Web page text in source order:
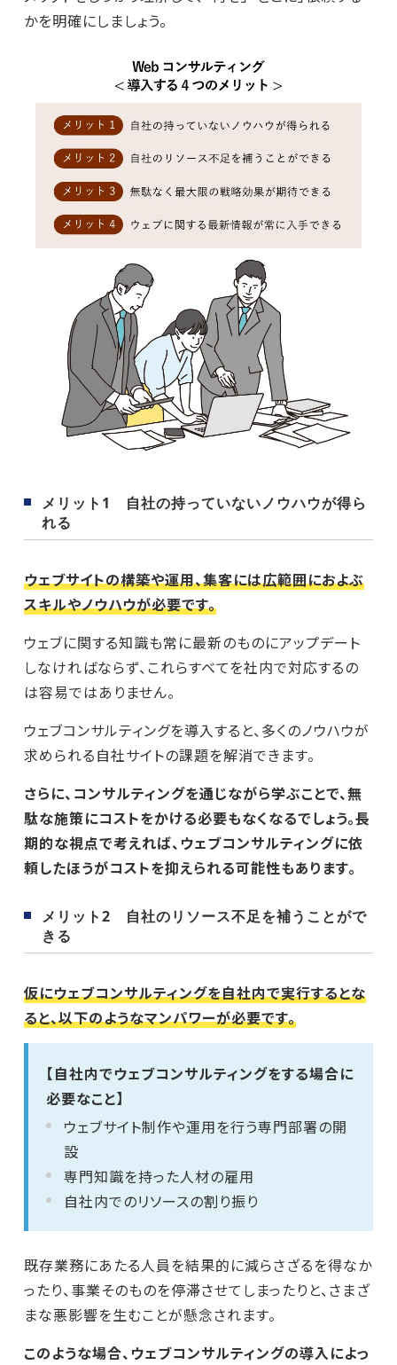
かを明確にしましょう。
メリット1 自社の持っていないノウハウが得ら
れる
ウェブサイトの構築や運用、集客には広範囲におよぶ
スキルやノウハウが必要です。
ウェブに関する知識も常に最新のものにアップデート
しなければならず、これらすべてを社内で対応するの
は容易ではありません。
ウェブコンサルティングを導入すると、多くのノウハウが
求められる自社サイトの課題を解消できます。
さらに、コンサルティングを通じながら学ぶことで、無
駄な施策にコストをかける必要もなくなるでしょう。長
期的な視点で考えれば、ウェブコンサルティングに依
頼したほうがコストを抑えられる可能性もあります。
メリット2 自社のリソース不足を補うことがで
きる
仮にウェブコンサルティングを自社内で実行するとな
ると、以下のようなマンパワーが必要です。
【自社内でウェブコンサルティングをする場合に
必要なこと】
ウェブサイト制作や運用を行う専門部署の開
設
専門知識を持った人材の雇用
自社内でのリソースの割り振り
既存業務にあたる人員を結果的に減らさざるを得なか
ったり、事業そのものを停滞させてしまったりと、さまざ
まな悪影響を生むことが懸念されます。
このような場合、ウェブコンサルティングの導入によっ